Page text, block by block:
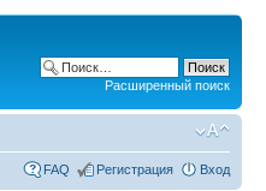
Расширенный поиск
FAQ Регистрация Вход